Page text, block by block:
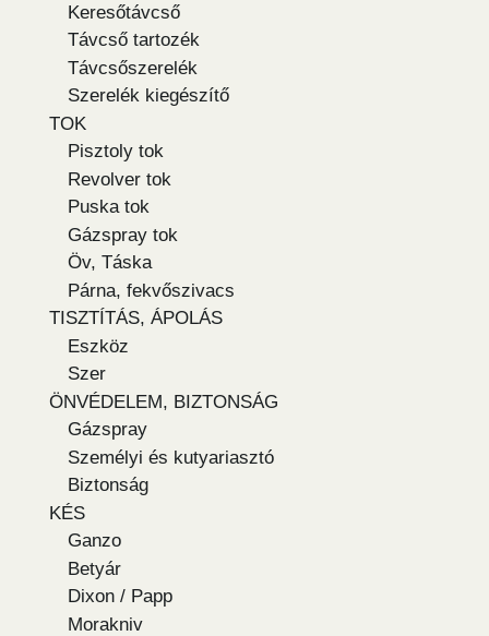
Keresőtávcső
Távcső tartozék
Távcsőszerelék
Szerelék kiegészítő
TOK
Pisztoly tok
Revolver tok
Puska tok
Gázspray tok
Öv, Táska
Párna, fekvőszivacs
TISZTÍTÁS, ÁPOLÁS
Eszköz
Szer
ÖNVÉDELEM, BIZTONSÁG
Gázspray
Személyi és kutyariasztó
Biztonság
KÉS
Ganzo
Betyár
Dixon / Papp
Morakniv